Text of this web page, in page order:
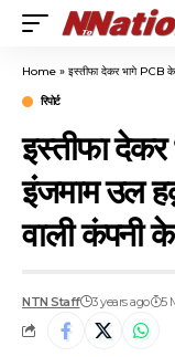
Home » इस्तीफा देकर भागे PCB के
रिपोर्ट
इस्तीफा
इंजमाम उल
वाली कंपनी
NTN Staff 3 years ago 5